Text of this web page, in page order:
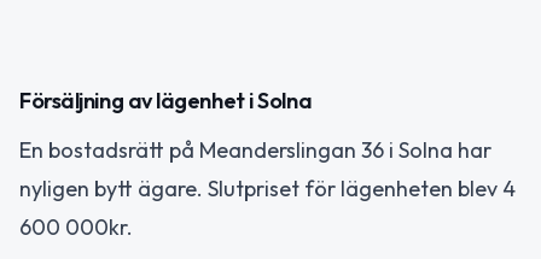
Försäljning av lägenhet i Solna
En bostadsrätt på Meanderslingan 36 i Solna har
nyligen bytt ägare. Slutpriset för lägenheten blev 4
600 000kr.